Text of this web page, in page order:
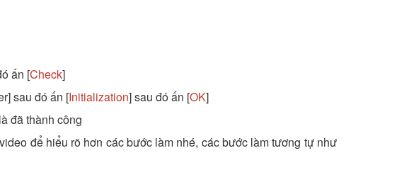
ấn [Check]
sau đó ấn [Initialization] sau đó ấn [OK]
đã thành công
để hiểu rõ hơn các bước làm nhé, các bước làm tương tự như